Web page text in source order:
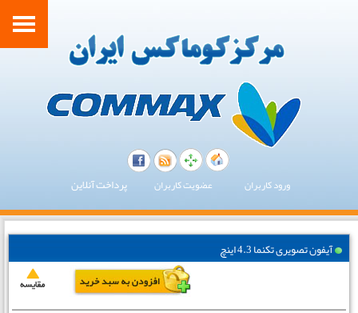
ورود کاربران عضویت کاربران پرداخت آنلاین
آیفون تصویری تکنما 4.3 اینچ